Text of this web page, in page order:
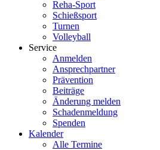
Reha-Sport
Schießsport
Turnen
Volleyball
Service
Anmelden
Ansprechpartner
Prävention
Beiträge
Änderung melden
Schadenmeldung
Spenden
Kalender
Alle Termine